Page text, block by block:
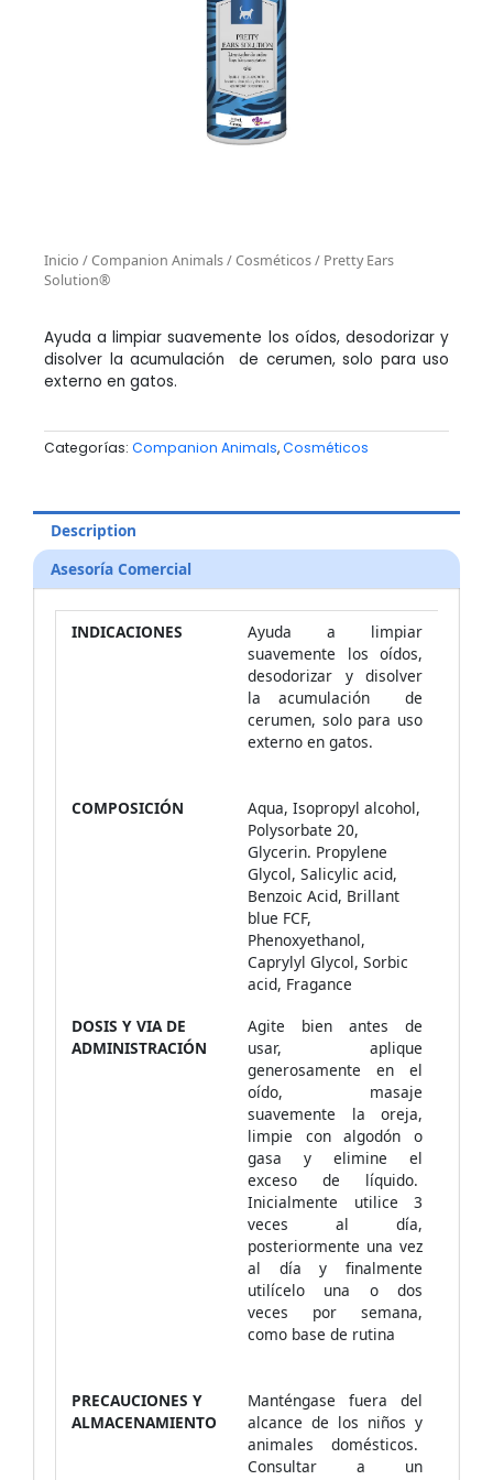
Inicio /Companion Animals/Cosméticos/ Pretty Ears
Solution®
Ayuda a limpiar suavemente los oídos, desodorizar y
disolver la acumulación de cerumen, solo para uso
externo en gatos.
Categorías: Companion Animals,Cosméticos
Description
Asesoría Comercial
INDICACIONES
Ayuda a limpiar
suavemente los oídos,
desodorizar y disolver
la acumulación de
cerumen, solo para uso
externo en gatos.
COMPOSICIÓN
Aqua, Isopropyl alcohol,
Polysorbate 20,
Glycerin. Propylene
Glycol, Salicylic acid,
Benzoic Acid, Brillant
blue FCF,
Phenoxyethanol,
Caprylyl Glycol, Sorbic
acid, Fragance
DOSIS Y VIA DE
ADMINISTRACIÓN
Agite bien antes de
usar, aplique
generosamente en el
oído, masaje
suavemente la oreja,
limpie con algodón o
gasa y elimine el
exceso de líquido.
Inicialmente utilice 3
veces al día,
posteriormente una vez
al día y finalmente
utilícelo una o dos
veces por semana,
como base de rutina
PRECAUCIONES Y
ALMACENAMIENTO
Manténgase fuera del
alcance de los niños y
animales domésticos.
Consultar a un